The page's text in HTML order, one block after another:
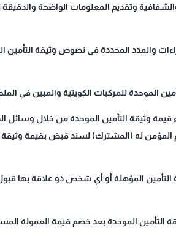
وتقديم المعلومات الواضحة
والمدد المحددة في نصوص وثيقة التأمين
وثيقة التأمين الموحدة من خلال وسائل
مع مراعاة التأكد من استلام المؤمن له (المشترك) لسند قبض
التأمين المؤهلة أو أي شخص ذو علاقة بها
التأمين الموحدة بعد خصم قيمة العمولة